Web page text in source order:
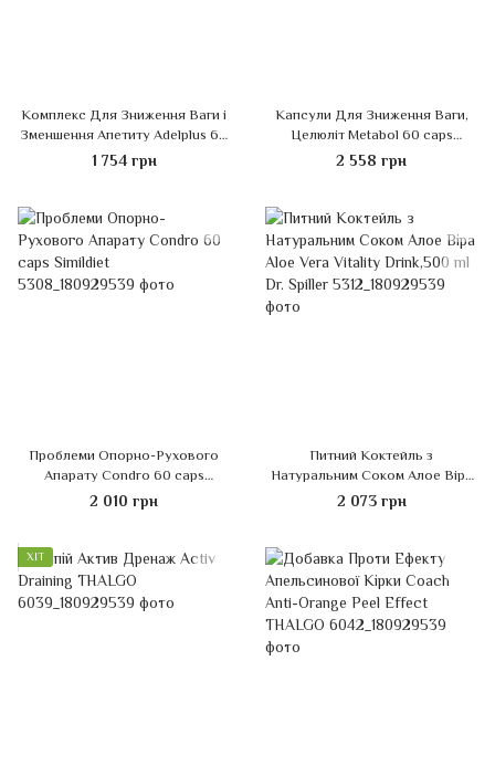
Комплекс Для Зниження Ваги і
Зменшення Апетиту Adelplus 60
caps Simildiet
1 754 грн
Капсули Для Зниження Ваги,
Целюліт Metabol 60 caps
Simildiet
2 558 грн
Проблеми Опорно-Рухового
Апарату Condro 60 caps
Simildiet
2 010 грн
Питний Коктейль з
Натуральним Соком Алое Віра
Aloe Vera Vitality Drink,500 ml Dr.
Spiller
2 073 грн
ХІТ